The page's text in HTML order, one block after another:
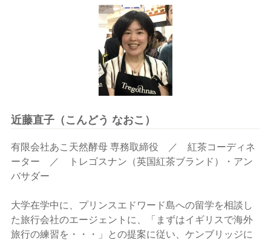
近藤直子（こんどう なおこ）
有限会社あこ天然酵母 専務取締役 ／ 紅茶コーディネ
ーター ／ トレゴスナン（英国紅茶ブランド）・アン
バサダー
大学在学中に、プリンスエドワード島への留学を相談し
た旅行会社のエージェントに、「まずはイギリスで海外
旅行の練習を・・・」との提案に従い、ケンブリッジに